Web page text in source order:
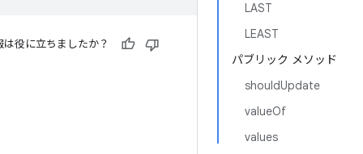
LAST
LEAST
パブリック メソッド
shouldUpdate
valueOf
values
は役に立ちましたか？